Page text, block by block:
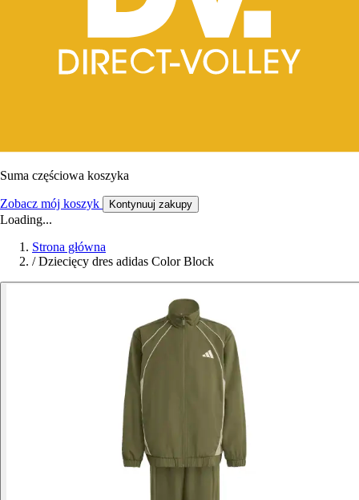
Suma częściowa koszyka
Zobacz mój koszyk Kontynuuj zakupy
Loading...
Strona główna
/ Dziecięcy dres adidas Color Block